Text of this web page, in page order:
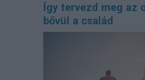
Így tervezd meg az
bővül a család